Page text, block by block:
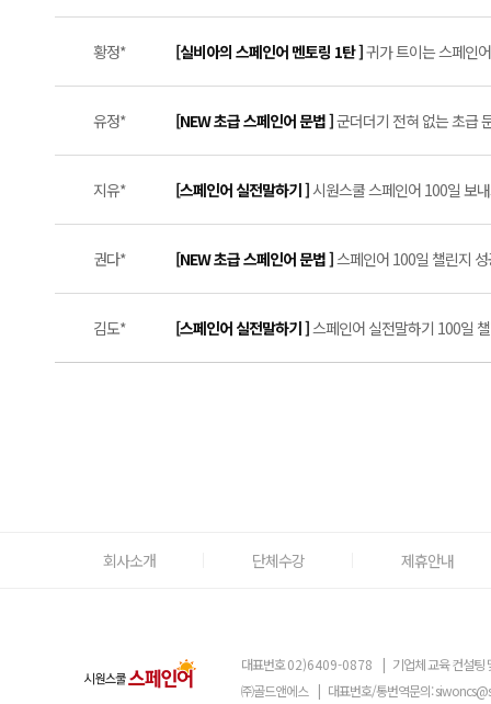
황정* [실비아의 스페인어 멘토링 1탄 ]귀가 트이는 스페인
유정* [NEW 초급 스페인어 문법 ]군더더기 전혀 없는 초급
지유* [스페인어 실전말하기 ]시원스쿨 스페인어 100일 보
권다* [NEW 초급 스페인어 문법 ]스페인어 100일 챌린지
김도* [스페인어 실전말하기 ]스페인어 실전말하기 100일
회사소개 단체수강 제휴안내
대표번호02)6409-0878 | 기업체 교육 컨설팅
㈜골드앤에스 | 대표번호/통번역문의: